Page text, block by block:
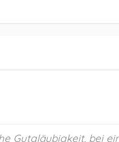
Gutgläubigkeit, bei